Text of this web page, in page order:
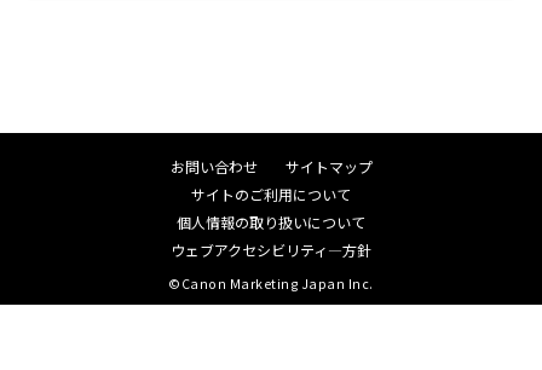
お問い合わせ
サイトマップ
サイトのご利用について
個人情報の取り扱いについて
ウェブアクセシビリティ―方針
©Canon Marketing Japan Inc.